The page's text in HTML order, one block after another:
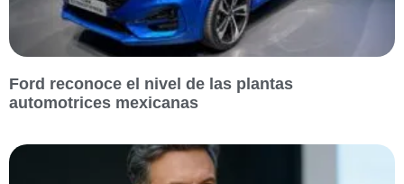
Ford reconoce el nivel de las plantas
automotrices mexicanas